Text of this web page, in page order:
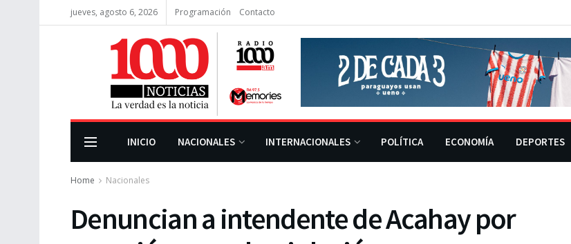
jueves, agosto 6, 2026 Programación Contacto
INICIO NACIONALES INTERNACIONALES POLÍTICA ECONOMÍA DEPORTES
Home Nacionales
Denuncian a intendente de Acahay por